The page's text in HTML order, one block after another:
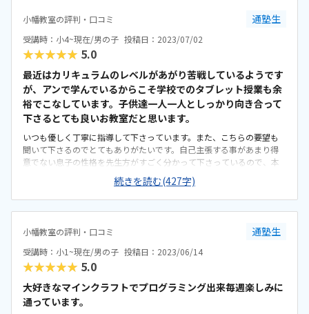
小幡教室の評判・口コミ 通塾生
受講時：小4~現在/男の子 投稿日：2023/07/02
★★★★★ 5.0
最近はカリキュラムのレベルがあがり苦戦しているようです
が、アンで学んでいるからこそ学校でのタブレット授業も余
裕でこなしています。子供達一人一人としっかり向き合って
下さるとても良いお教室だと思います。
いつも優しく丁寧に指導して下さっています。また、こちらの要望も
聞いて下さるのでとてもありがたいです。自己主張する事があまり得
意でない息子の性格を先生方がすごく分かって下さっているので、本
人のペースに合わせて進めて下さっています。子供達にとってやる気
が出るカリキュラムで、授業内容も分かりやすかったです。我が家は
車で送迎をしているので、買い物がてら目の前の薬局さんで乗り降り
させてもらっていますが、自転車で通っている友達もいたり駅やバス
の子が同じ教室で一緒に授業を受けていますが、それぞれ集中して出
来る環境になっていると思います。他のお教室の価格も調べました
が、とても良心的な価格だと思います。どの先生方も子供達の事を褒
めて伸ばして下さいます。そして大きくなったのでお教室まで向かえ
に行かない事も多いのですが、毎回授業内容や子供の様子をメッセー
ジして下さりとてもありがたいです。特にありません。
続きを読む(427字)
小幡教室の評判・口コミ 通塾生
受講時：小1~現在/男の子 投稿日：2023/06/14
★★★★★ 5.0
大好きなマインクラフトでプログラミング出来毎週楽しみに
通っています。